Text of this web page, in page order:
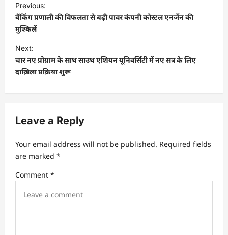
o
s
t
n
a
v
g
a
t
i
Previous:
बैंकिंग प्रणाली की विफलता से बढ़ी पावर कंपनी कोस्टल एनर्जेन की
मुश्किलें
Next:
चार नए प्रोग्राम के साथ साउथ एशियन यूनिवर्सिटी में नए सत्र के लिए
दाख़िला प्रक्रिया शुरू
Leave a Reply
Your email address will not be published. Required fields
are marked *
Comment *